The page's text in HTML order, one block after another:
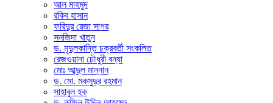
আল মাহমুদ
রকিব হাসান
ফরিদুর রেজা সাগর
সনজিদা খাতুন
ড. মৃদুলকান্তি চক্রবর্তী সংকলিত
রেজওয়ানা চৌধুরী বন্যা
মোঃ আব্দুল মান্নান
ড. মো. মকসুদুর রহমান
সাহাবুল হক